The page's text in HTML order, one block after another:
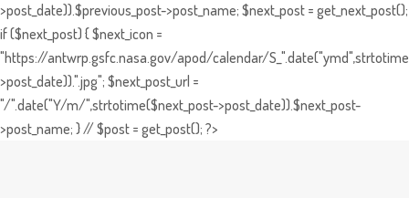
>post_date)).$previous_post->post_name; $next_post = get_next_post();
if ($next_post) { $next_icon =
"https://antwrp.gsfc.nasa.gov/apod/calendar/
>post_date)).".jpg"; $next_post_url =
"/".date("Y/m/",strtotime($next_post->post_date)).$next_post-
>post_name; } // $post = get_post(); ?>